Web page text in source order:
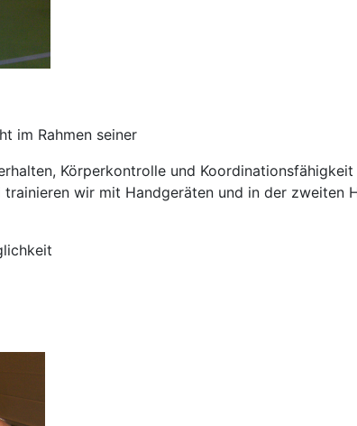
im Rahmen seiner
Körperkontrolle und
wir mit Handgeräten und in der zweiten